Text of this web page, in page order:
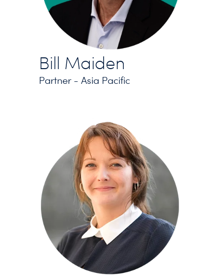
Bill Maiden
Partner - Asia Pacific